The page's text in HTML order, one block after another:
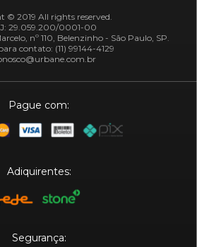
© 2019 All rights reserved.
29.059.200/0001-00
nº 110, Belenzinho - São Paulo, SP.
contato: (11) 99144-4129
Pague com:
Adiquirentes:
Segurança: